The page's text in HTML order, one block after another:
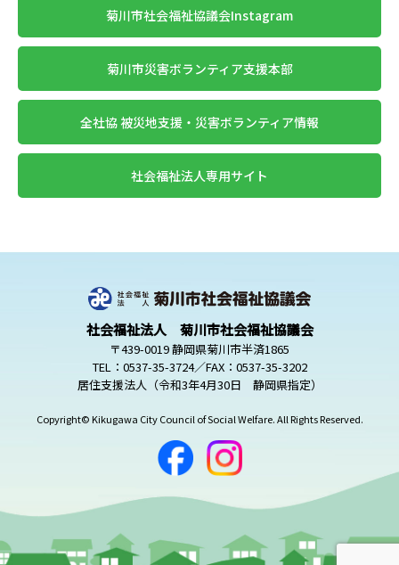
菊川市社会福祉協議会Instagram
菊川市災害ボランティア支援本部
全社協 被災地支援・災害ボランティア情報
社会福祉法人専用サイト
社会福祉法人 菊川市社会福祉協議会
〒439-0019 静岡県菊川市半済1865
TEL：0537-35-3724／FAX：0537-35-3202
居住支援法人（令和3年4月30日 静岡県指定）
Copyright© Kikugawa City Council of Social Welfare. All Rights Reserved.